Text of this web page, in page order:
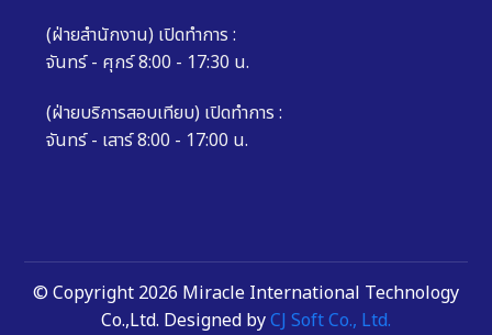
(ฝ่ายสำนักงาน) เปิดทำการ :
จันทร์ - ศุกร์ 8:00 - 17:30 น.
(ฝ่ายบริการสอบเทียบ) เปิดทำการ :
จันทร์ - เสาร์ 8:00 - 17:00 น.
© Copyright 2026 Miracle International Technology
Co.,Ltd. Designed byCJ Soft Co., Ltd.